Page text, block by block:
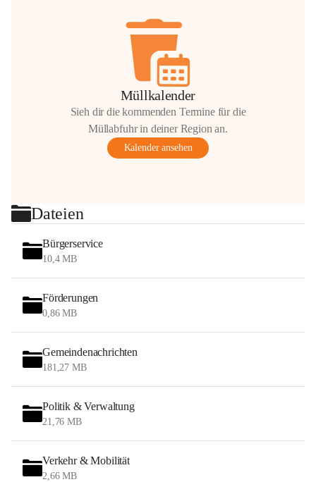
Müllkalender
Sieh dir die kommenden Termine für die
Müllabfuhr in deiner Region an.
Kalender ansehen
Dateien
Bürgerservice
10,4 MB
Förderungen
0,86 MB
Gemeindenachrichten
181,27 MB
Politik & Verwaltung
21,76 MB
Verkehr & Mobilität
2,66 MB